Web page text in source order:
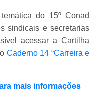
do 15º Conad
sindicais e secretarias
acessar a Cartilha
Caderno 14 “Carreira e
mais informações